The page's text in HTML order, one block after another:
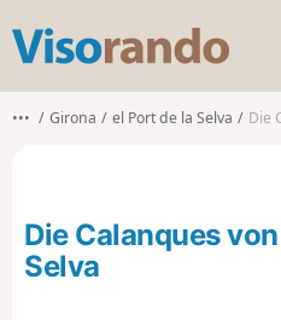
s
o
o
••• Girona el Port de la Selva Die
Die Calanques
Selva